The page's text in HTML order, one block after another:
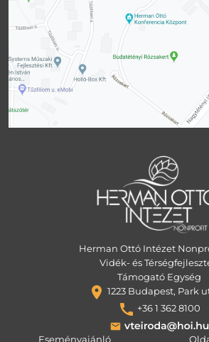
Herman Ottó Intézet
Vidék- és
Támogató Egység
1223 Budapest, Park
+36 1 362 8100
Eseményajánló